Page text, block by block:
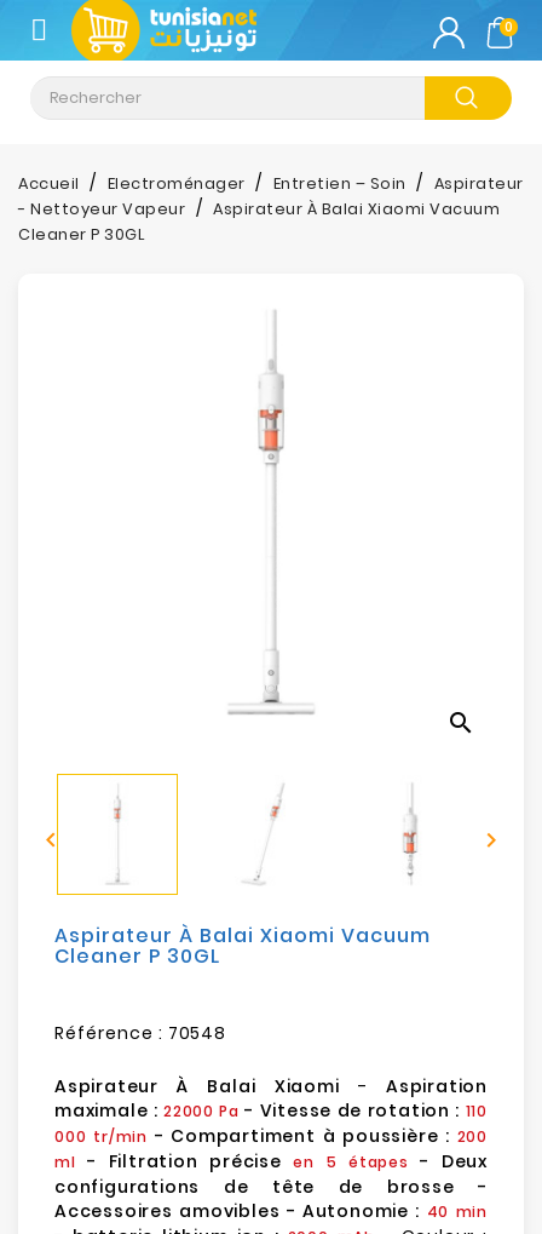
CATÉGORIE
Climatisation
Informatique
Téléphonie
Mobilités
Loisirs
0
Accueil Electroménager Entretien – Soin
Aspirateur
- Nettoyeur Vapeur
Aspirateur À Balai Xiaomi Vacuum
Cleaner P 30GL
search
 
Aspirateur À Balai Xiaomi Vacuum
Cleaner P 30GL
Référence : 70548
Aspirateur À Balai Xiaomi - Aspiration
maximale : 22000 Pa - Vitesse de rotation : 110
000 tr/min - Compartiment à poussière : 200
ml - Filtration préciseen 5 étapes
- Deux
configurations de tête de brosse -
Accessoires amovibles - Autonomie : 40 min